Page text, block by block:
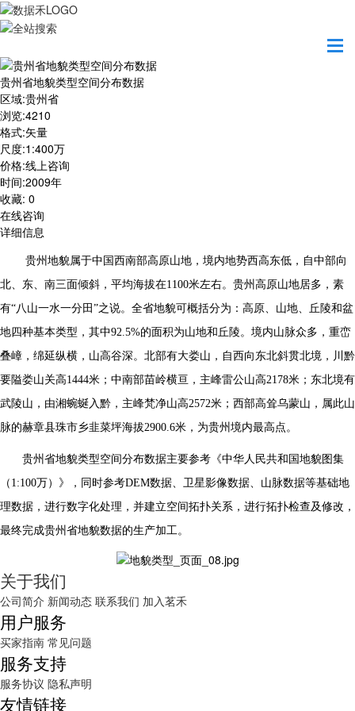
贵州省地貌类型空间分布数据
区域:贵州省
浏览:4210
格式:矢量
尺度:1:400万
价格:线上咨询
时间:2009年
收藏: 0
在线咨询
详细信息
贵州地貌属于中国西南部高原山地，境内地势西高东低，自中部向
北、东、南三面倾斜，平均海拔在1100米左右。贵州高原山地居多，素
有“八山一水一分田”之说。全省地貌可概括分为：高原、山地、丘陵和盆
地四种基本类型，其中92.5%的面积为山地和丘陵。境内山脉众多，重峦
叠嶂，绵延纵横，山高谷深。北部有大娄山，自西向东北斜贯北境，川黔
要隘娄山关高1444米；中南部苗岭横亘，主峰雷公山高2178米；东北境有
武陵山，由湘蜿蜒入黔，主峰梵净山高2572米；西部高耸乌蒙山，属此山
脉的赫章县珠市乡韭菜坪海拔2900.6米，为贵州境内最高点。
贵州省地貌类型空间分布数据主要参考《中华人民共和国地貌图集
（ 1:100万）》，同时参考DEM数据、卫星影像数据、山脉数据等基础地
理数据，进行数字化处理，并建立空间拓扑关系，进行拓扑检查及修改，
最终完成贵州省地貌数据的生产加工。
关于我们
公司简介 新闻动态 联系我们 加入茗禾
用户服务
买家指南 常见问题
服务支持
服务协议 隐私声明
友情链接